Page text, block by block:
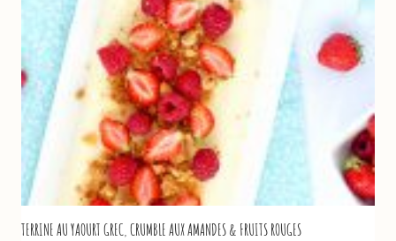
TERRINE AU YAOURT GREC, CRUMBLE AUX AMANDES & FRUITS ROUGES